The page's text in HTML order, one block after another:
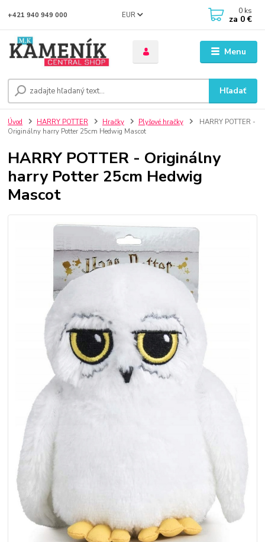
Menu
EUR
Hľadať
+421 940 949 000 0 ks
za 0 €
Úvod HARRY POTTER Hračky Plyšové hračky
HARRY POTTER -
Originálny harry Potter 25cm Hedwig Mascot
HARRY POTTER - Originálny
harry Potter 25cm Hedwig
Mascot